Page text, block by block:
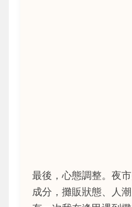
最後，心態調整。夜
成分，攤販狀態、人